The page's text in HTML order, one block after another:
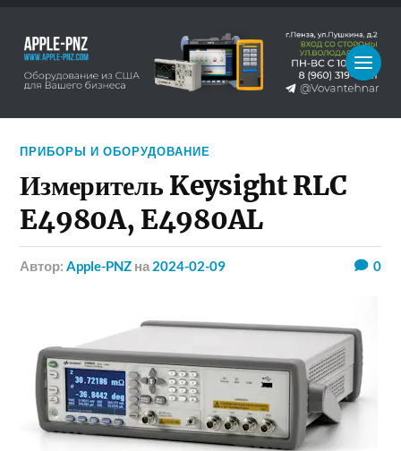
ПРИБОРЫ И ОБОРУДОВАНИЕ
Измеритель Keysight RLC
E4980A, E4980AL
Автор:Apple-PNZ на 2024-02-09 0